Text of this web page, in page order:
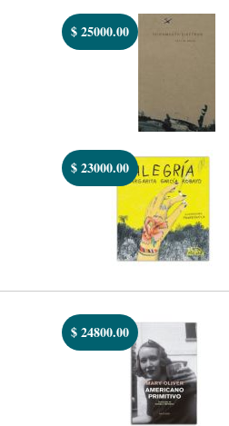
$25000.00
$23000.00
$24800.00